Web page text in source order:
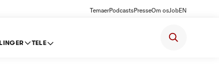
TemaerPodcastsPresseOm osJobEN
TELE